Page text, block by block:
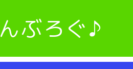
ぶろぐ♪